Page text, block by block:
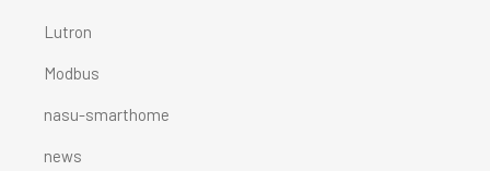
Lutron
Modbus
nasu-smarthome
news